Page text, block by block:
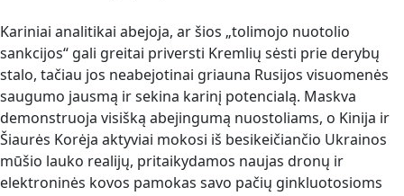
Kariniai analitikai abejoja, ar šios „tolimojo nuotolio
sankcijos“ gali greitai priversti Kremlių sėsti prie derybų
stalo, tačiau jos neabejotinai griauna Rusijos visuomenės
saugumo jausmą ir sekina karinį potencialą. Maskva
demonstruoja visišką abejingumą nuostoliams, o Kinija ir
Šiaurės Korėja aktyviai mokosi iš besikeičiančio Ukrainos
mūšio lauko realijų, pritaikydamos naujas dronų ir
elektroninės kovos pamokas savo pačių ginkluotosioms